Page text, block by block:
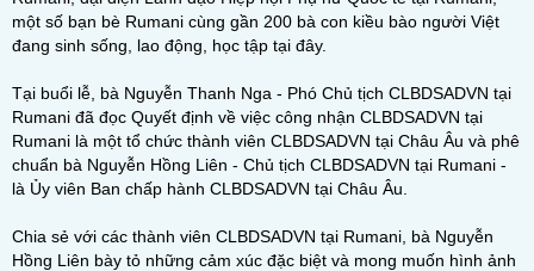
một số bạn bè Rumani cùng gần 200 bà con kiều bào người Việt
đang sinh sống, lao động, học tập tại đây.
Tại buổi lễ, bà Nguyễn Thanh Nga - Phó Chủ tịch CLBDSADVN tại
Rumani đã đọc Quyết định về việc công nhận CLBDSADVN tại
Rumani là một tổ chức thành viên CLBDSADVN tại Châu Âu và phê
chuẩn bà Nguyễn Hồng Liên - Chủ tịch CLBDSADVN tại Rumani -
là Ủy viên Ban chấp hành CLBDSADVN tại Châu Âu.
Chia sẻ với các thành viên CLBDSADVN tại Rumani, bà Nguyễn
Hồng Liên bày tỏ những cảm xúc đặc biệt và mong muốn hình ảnh